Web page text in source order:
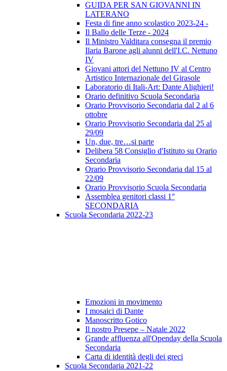
GUIDA PER SAN GIOVANNI IN
LATERANO
Festa di fine anno scolastico 2023-24 -
Il Ballo delle Terze - 2024
Il Ministro Valditara consegna il premio
Ilaria Barone agli alunni dell'I.C. Nettuno
IV
Giovani attori del Nettuno IV al Centro
Artistico Internazionale del Girasole
Laboratorio di Itali-Art: Dante Alighieri!
Orario definitivo Scuola Secondaria
Orario Provvisorio Secondaria dal 2 al 6
ottobre
Orario Provvisorio Secondaria dal 25 al
29/09
Un, due, tre…si parte
Delibera 58 Consiglio d'Istituto su Orario
Secondaria
Orario Provvisorio Secondaria dal 15 al
22/09
Orario Provvisorio Scuola Secondaria
Assemblea genitori classi 1°
SECONDARIA
Scuola Secondaria 2022-23
Emozioni in movimento
I mosaici di Dante
Manoscritto Gotico
Il nostro Presepe – Natale 2022
Grande affluenza all'Openday della Scuola
Secondaria
Carta di identità degli dei greci
Scuola Secondaria 2021-22